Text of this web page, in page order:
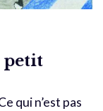
petit
qui n’est pas